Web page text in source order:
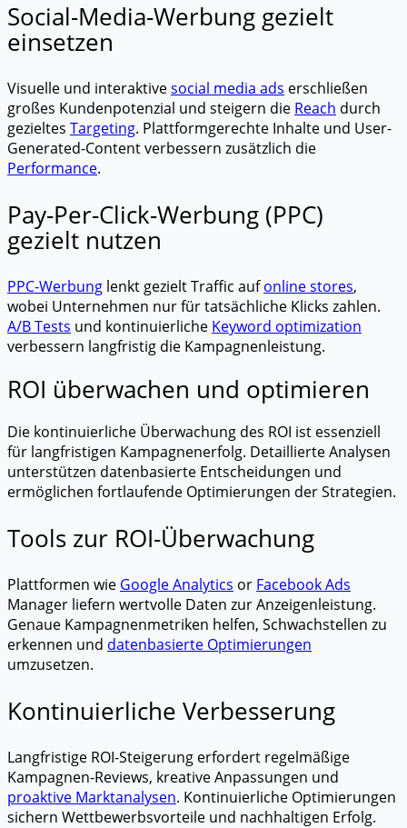
Social-Media-Werbung gezielt
einsetzen
Visuelle und interaktivesocial media ads erschließen
großes Kundenpotenzial und steigern die Reach durch
gezieltes Targeting. Plattformgerechte Inhalte und User-
Generated-Content verbessern zusätzlich die
Performance.
Pay-Per-Click-Werbung (PPC)
gezielt nutzen
PPC-Werbung lenkt gezielt Traffic aufonline stores,
wobei Unternehmen nur für tatsächliche Klicks zahlen.
A/B Tests und kontinuierliche Keyword optimization
verbessern langfristig die Kampagnenleistung.
ROI überwachen und optimieren
Die kontinuierliche Überwachung des ROI ist essenziell
für langfristigen Kampagnenerfolg. Detaillierte Analysen
unterstützen datenbasierte Entscheidungen und
ermöglichen fortlaufende Optimierungen der Strategien.
Tools zur ROI-Überwachung
Plattformen wie Google Analytics or Facebook Ads
Manager liefern wertvolle Daten zur Anzeigenleistung.
Genaue Kampagnenmetriken helfen, Schwachstellen zu
erkennen und datenbasierte Optimierungen
umzusetzen.
Kontinuierliche Verbesserung
Langfristige ROI-Steigerung erfordert regelmäßige
Kampagnen-Reviews, kreative Anpassungen und
proaktive Marktanalysen. Kontinuierliche Optimierungen
sichern Wettbewerbsvorteile und nachhaltigen Erfolg.